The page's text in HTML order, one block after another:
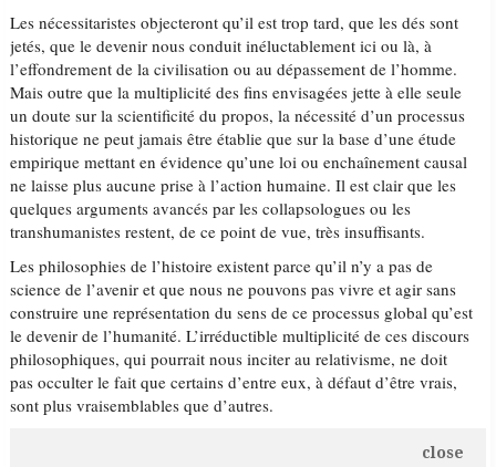
Les nécessitaristes objecteront qu’il est trop tard, que les dés sont
jetés, que le devenir nous conduit inéluctablement ici ou là, à
l’effondrement de la civilisation ou au dépassement de l’homme.
Mais outre que la multiplicité des fins envisagées jette à elle seule
un doute sur la scientificité du propos, la nécessité d’un processus
historique ne peut jamais être établie que sur la base d’une étude
empirique mettant en évidence qu’une loi ou enchaînement causal
ne laisse plus aucune prise à l’action humaine. Il est clair que les
quelques arguments avancés par les collapsologues ou les
transhumanistes restent, de ce point de vue, très insuffisants.
Les philosophies de l’histoire existent parce qu’il n’y a pas de
science de l’avenir et que nous ne pouvons pas vivre et agir sans
construire une représentation du sens de ce processus global qu’est
le devenir de l’humanité. L’irréductible multiplicité de ces discours
philosophiques, qui pourrait nous inciter au relativisme, ne doit
pas occulter le fait que certains d’entre eux, à défaut d’être vrais,
sont plus vraisemblables que d’autres.
close